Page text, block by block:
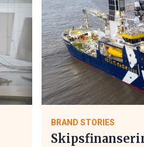
BRAND STORIES